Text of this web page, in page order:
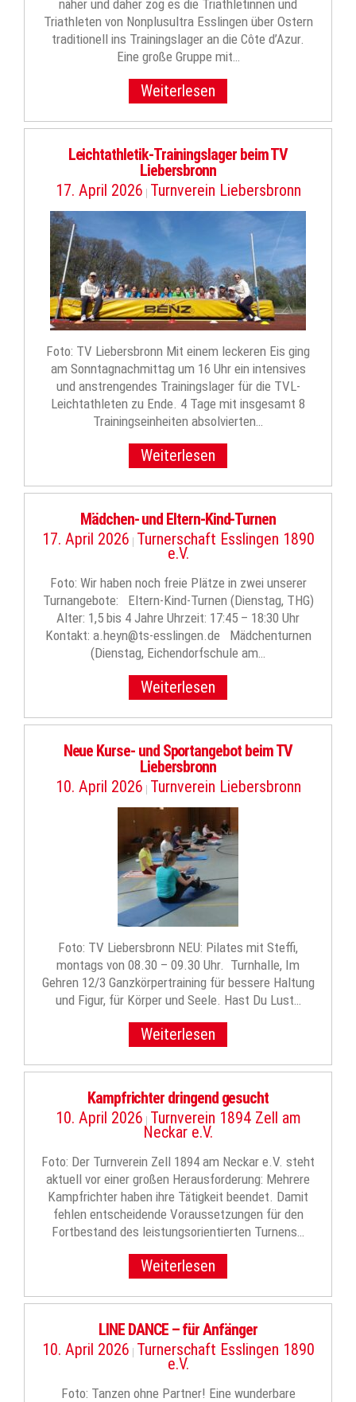
näher und daher zog es die Triathletinnen und
Triathleten von Nonplusultra Esslingen über Ostern
traditionell ins Trainingslager an die Côte d’Azur.
Eine große Gruppe mit…
Weiterlesen
Leichtathletik-Trainingslager beim TV
Liebersbronn
17. April 2026 | Turnverein Liebersbronn
Foto: TV Liebersbronn Mit einem leckeren Eis ging
am Sonntagnachmittag um 16 Uhr ein intensives
und anstrengendes Trainingslager für die TVL-
Leichtathleten zu Ende. 4 Tage mit insgesamt 8
Trainingseinheiten absolvierten…
Weiterlesen
Mädchen- und Eltern-Kind-Turnen
17. April 2026 | Turnerschaft Esslingen 1890
e.V.
Foto: Wir haben noch freie Plätze in zwei unserer
Turnangebote: Eltern-Kind-Turnen (Dienstag, THG)
Alter: 1,5 bis 4 Jahre Uhrzeit: 17:45 – 18:30 Uhr
Kontakt: a.heyn@ts-esslingen.de Mädchenturnen
(Dienstag, Eichendorfschule am…
Weiterlesen
Neue Kurse- und Sportangebot beim TV
Liebersbronn
10. April 2026 | Turnverein Liebersbronn
Foto: TV Liebersbronn NEU: Pilates mit Steffi,
montags von 08.30 – 09.30 Uhr. Turnhalle, Im
Gehren 12/3 Ganzkörpertraining für bessere Haltung
und Figur, für Körper und Seele. Hast Du Lust…
Weiterlesen
Kampfrichter dringend gesucht
10. April 2026 | Turnverein 1894 Zell am
Neckar e.V.
Foto: Der Turnverein Zell 1894 am Neckar e.V. steht
aktuell vor einer großen Herausforderung: Mehrere
Kampfrichter haben ihre Tätigkeit beendet. Damit
fehlen entscheidende Voraussetzungen für den
Fortbestand des leistungsorientierten Turnens…
Weiterlesen
LINE DANCE – für Anfänger
10. April 2026 | Turnerschaft Esslingen 1890
e.V.
Foto: Tanzen ohne Partner! Eine wunderbare